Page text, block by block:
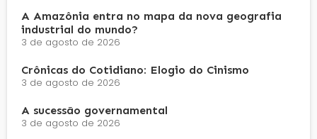
A Amazônia entra no mapa da nova geografia
industrial do mundo?
3 de agosto de 2026
Crônicas do Cotidiano: Elogio do Cinismo
3 de agosto de 2026
A sucessão governamental
3 de agosto de 2026